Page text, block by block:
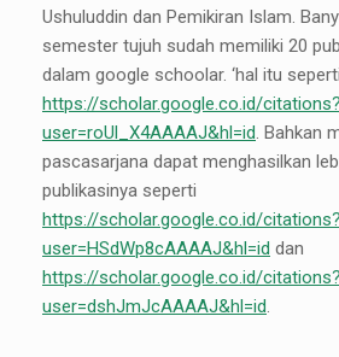
Ushuluddin dan Pemikiran Islam.
semester tujuh sudah memiliki 20
dalam google schoolar. ‘hal itu
https://scholar.google.co.id/citations?
user=roUl_X4AAAAJ&hl=id. Bahkan
pascasarjana dapat menghasilkan
publikasinya seperti
https://scholar.google.co.id/citations?
user=HSdWp8cAAAAJ&hl=id dan
https://scholar.google.co.id/citations?
user=dshJmJcAAAAJ&hl=id.